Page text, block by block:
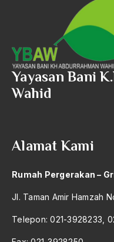
Antara Keyakinan dan
Antarumat Beragama
Anti Kekerasan
António de Oliveira
Antonio Gramsci
Antony Van
antropologi
antroposentrisme
Yayasan Bani
Wahid
Alamat Kami
Rumah Pergerakan –
Jl. Taman Amir Hamzah
Telepon: 021-3928233,